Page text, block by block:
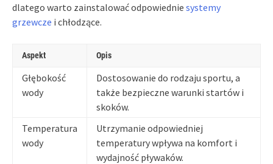
dlatego warto zainstalować odpowiednie systemy
grzewcze i chłodzące.
Aspekt Opis
Głębokość
wody
Dostosowanie do rodzaju sportu, a
także bezpieczne warunki startów i
skoków.
Temperatura
wody
Utrzymanie odpowiedniej
temperatury wpływa na komfort i
wydajność pływaków.